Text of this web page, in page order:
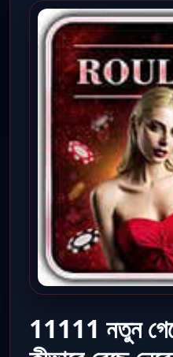
11111 নতুন